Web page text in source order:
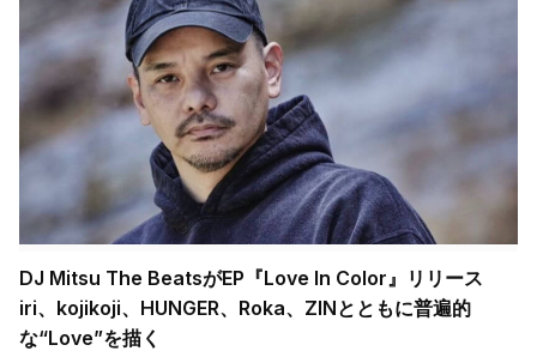
DJ Mitsu The BeatsがEP『Love In Color』リリース
iri、kojikoji、HUNGER、Roka、ZINとともに普遍的
な“Love”を描く